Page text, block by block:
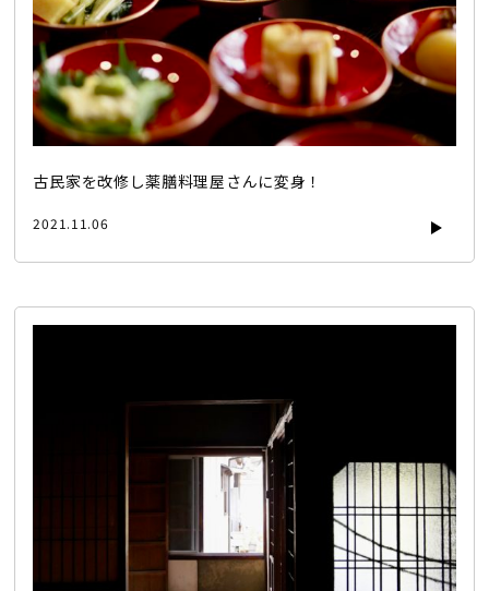
古民家を改修し薬膳料理屋さんに変身！
2021.11.06